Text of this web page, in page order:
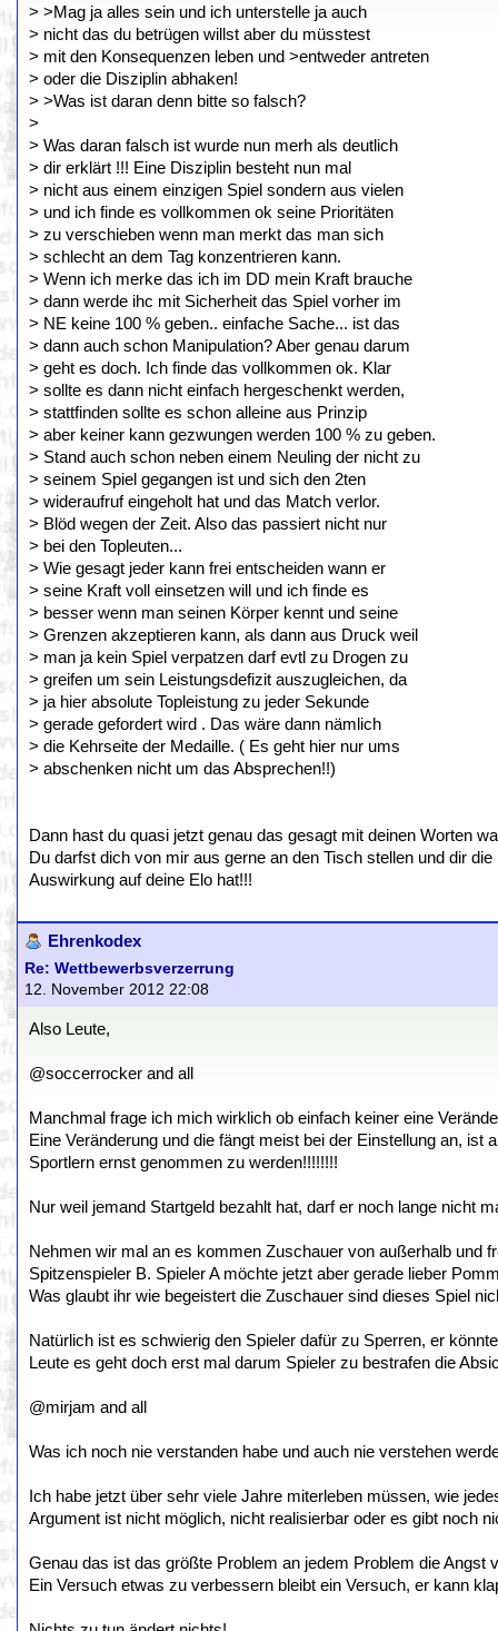
> >Mag ja alles sein und ich unterstelle ja auch
> nicht das du betrügen willst aber du müsstest
> mit den Konsequenzen leben und >entweder antreten
> oder die Disziplin abhaken!
> >Was ist daran denn bitte so falsch?
>
> Was daran falsch ist wurde nun merh als deutlich
> dir erklärt !!! Eine Disziplin besteht nun mal
> nicht aus einem einzigen Spiel sondern aus vielen
> und ich finde es vollkommen ok seine Prioritäten
> zu verschieben wenn man merkt das man sich
> schlecht an dem Tag konzentrieren kann.
> Wenn ich merke das ich im DD mein Kraft brauche
> dann werde ihc mit Sicherheit das Spiel vorher im
> NE keine 100 % geben.. einfache Sache... ist das
> dann auch schon Manipulation? Aber genau darum
> geht es doch. Ich finde das vollkommen ok. Klar
> sollte es dann nicht einfach hergeschenkt werden,
> stattfinden sollte es schon alleine aus Prinzip
> aber keiner kann gezwungen werden 100 % zu geben.
> Stand auch schon neben einem Neuling der nicht zu
> seinem Spiel gegangen ist und sich den 2ten
> wideraufruf eingeholt hat und das Match verlor.
> Blöd wegen der Zeit. Also das passiert nicht nur
> bei den Topleuten...
> Wie gesagt jeder kann frei entscheiden wann er
> seine Kraft voll einsetzen will und ich finde es
> besser wenn man seinen Körper kennt und seine
> Grenzen akzeptieren kann, als dann aus Druck weil
> man ja kein Spiel verpatzen darf evtl zu Drogen zu
> greifen um sein Leistungsdefizit auszugleichen, da
> ja hier absolute Topleistung zu jeder Sekunde
> gerade gefordert wird . Das wäre dann nämlich
> die Kehrseite der Medaille. ( Es geht hier nur ums
> abschenken nicht um das Absprechen!!)
Dann hast du quasi jetzt genau das gesagt mit deinen Worten
Du darfst dich von mir aus gerne an den Tisch stellen und dir
Auswirkung auf deine Elo hat!!!
Ehrenkodex
Re: Wettbewerbsverzerrung
12. November 2012 22:08
Also Leute,
@soccerrocker and all
Manchmal frage ich mich wirklich ob einfach keiner eine
Eine Veränderung und die fängt meist bei der Einstellung an,
Sportlern ernst genommen zu werden!!!!!!!!
Nur weil jemand Startgeld bezahlt hat, darf er noch lange nicht
Nehmen wir mal an es kommen Zuschauer von außerhalb und
Spitzenspieler B. Spieler A möchte jetzt aber gerade lieber
Was glaubt ihr wie begeistert die Zuschauer sind dieses Spiel
Natürlich ist es schwierig den Spieler dafür zu Sperren, er
Leute es geht doch erst mal darum Spieler zu bestrafen die
@mirjam and all
Was ich noch nie verstanden habe und auch nie verstehen
Ich habe jetzt über sehr viele Jahre miterleben müssen, wie
Argument ist nicht möglich, nicht realisierbar oder es gibt noch
Genau das ist das größte Problem an jedem Problem die Angst
Ein Versuch etwas zu verbessern bleibt ein Versuch, er kann